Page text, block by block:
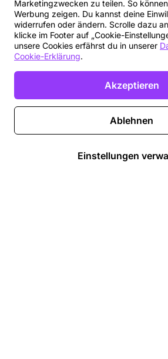
Marketingzwecken zu teilen. So
Werbung zeigen. Du kannst deine
widerrufen oder ändern. Scrolle dazu
klicke im Footer auf „Cookie-
unsere Cookies erfährst du in unserer
Cookie-Erklärung.
Akzeptieren
Ablehnen
Einstellungen